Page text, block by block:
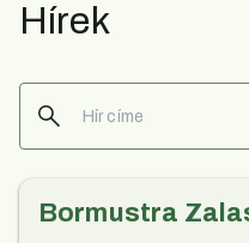
Hírek
Bormustra